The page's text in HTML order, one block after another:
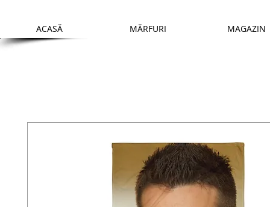
ACASĂ MĂRFURI MAGAZIN